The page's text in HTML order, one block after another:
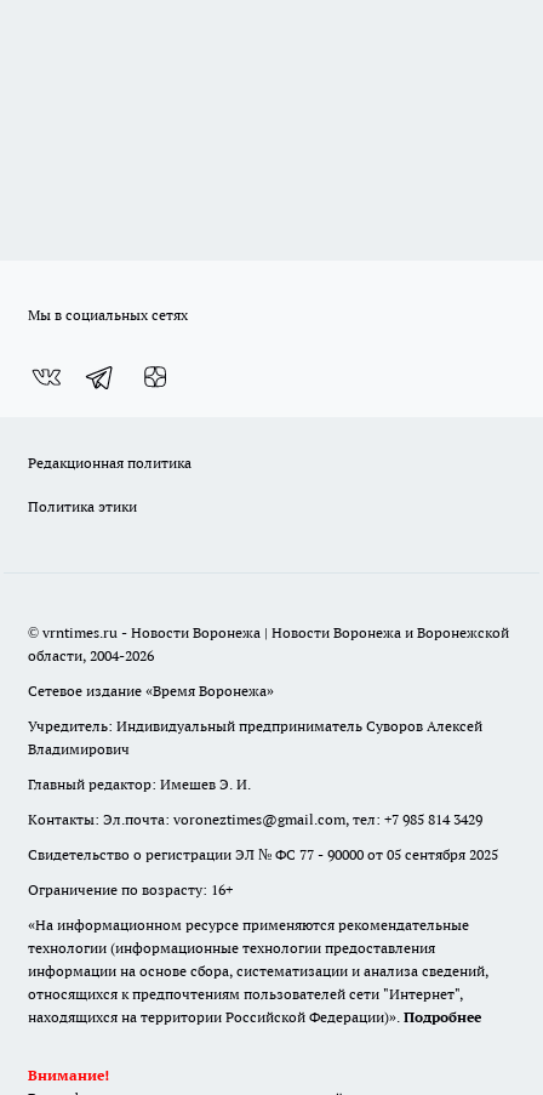
Мы в социальных сетях
Редакционная политика
Политика этики
© vrntimes.ru - Новости Воронежа | Новости Воронежа и Воронежской
области, 2004-2026
Сетевое издание «Время Воронежа»
Учредитель: Индивидуальный предприниматель Суворов Алексей
Владимирович
Главный редактор: Имешев Э. И.
Контакты: Эл.почта: voroneztimes@gmail.com, тел: +7 985 814 3429
Свидетельство о регистрации ЭЛ № ФС 77 - 90000 от 05 сентября 2025
Ограничение по возрасту: 16+
«На информационном ресурсе применяются рекомендательные
технологии (информационные технологии предоставления
информации на основе сбора, систематизации и анализа сведений,
относящихся к предпочтениям пользователей сети "Интернет",
находящихся на территории Российской Федерации)». Подробнее
Внимание!